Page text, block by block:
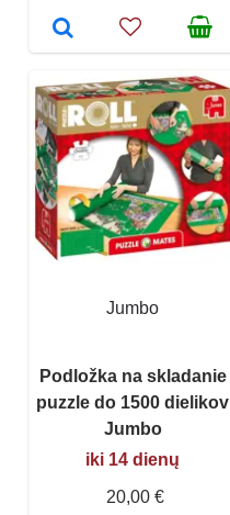
Jumbo
Podložka na skladanie
puzzle do 1500 dielikov
Jumbo
iki 14 dienų
20,00 €